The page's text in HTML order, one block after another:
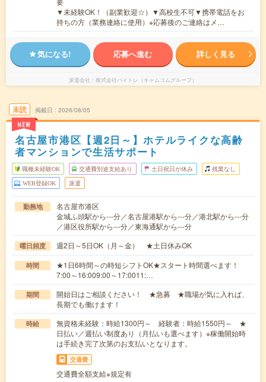
▼未経験OK！（副業歓迎☆）▼高校生不可▼携帯電話をお
持ちの方（業務連絡に使用）※応募後のご連絡はメ…
気になる! 応募へ進む 詳しく見る
派遣会社 株式会社バイトレ（キャムコムグループ）
未読
NEW
掲載日 2026/08/05
名古屋市港区【週2日～】ホテルライクな高齢
者マンションで生活サポート
職種未経験OK 交通費別途支給あり 土日祝日が休み 残業なし
WEB登録OK 派遣
勤務地
名古屋市港区
金城ふ頭駅から---分／名古屋港駅から---分／港北駅から---分
／港区役所駅から---分／東海通駅から---分
曜日頻度 週2日～5日OK（月～金） ★土日休みOK
時間
★1日6時間～の時短シフトOK★スタート時間選べます！
7:00～16:009:00～17:0011:…
期間
開始日はご相談ください！ ★急募 ★職場が気に入れば、
長期でも働けます！
時給
無資格未経験：時給1300円～ 経験者：時給1550円～ ★
日払い／週払い制度あり（月払いも選べます）※稼働開始時
は手続き完了次第のお支払いとなります。
交通費
交通費全額支給※規定有